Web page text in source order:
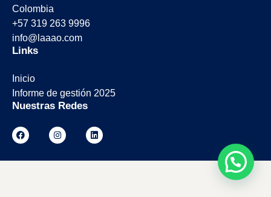
Colombia
+57 319 263 9996
info@laaao.com
Links
Inicio
Informe de gestión 2025
Nuestras Redes